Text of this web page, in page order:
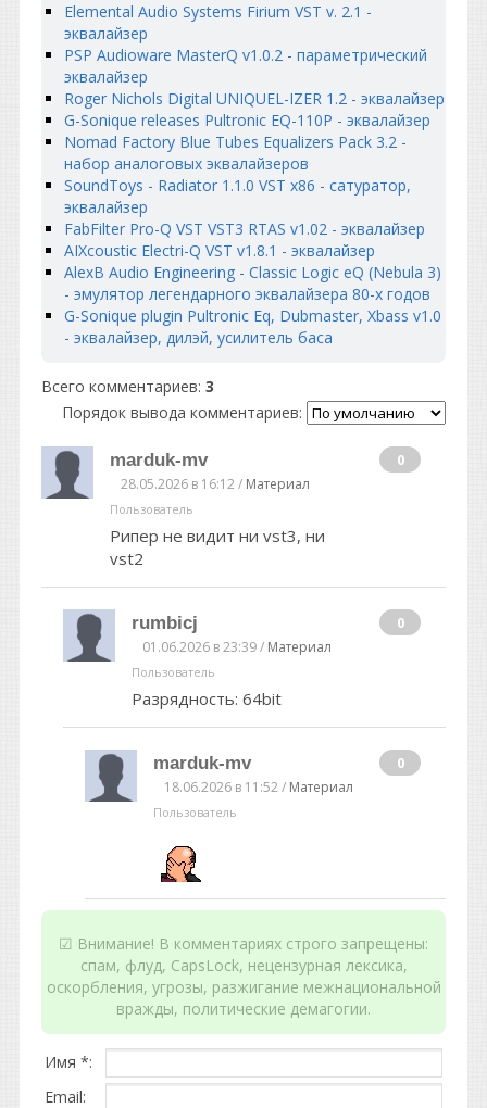
Elemental Audio Systems Firium VST v. 2.1 -
эквалайзер
PSP Audioware MasterQ v1.0.2 - параметрический
эквалайзер
Roger Nichols Digital UNIQUEL-IZER 1.2 - эквалайзер
G-Sonique releases Pultronic EQ-110P - эквалайзер
Nomad Factory Blue Tubes Equalizers Pack 3.2 -
набор аналоговых эквалайзеров
SoundToys - Radiator 1.1.0 VST x86 - сатуратор,
эквалайзер
FabFilter Pro-Q VST VST3 RTAS v1.02 - эквалайзер
AIXcoustic Electri-Q VST v1.8.1 - эквалайзер
AlexB Audio Engineering - Classic Logic eQ (Nebula 3)
- эмулятор легендарного эквалайзера 80-х годов
G-Sonique plugin Pultronic Eq, Dubmaster, Xbass v1.0
- эквалайзер, дилэй, усилитель баса
Всего комментариев: 3
Порядок вывода комментариев:
marduk-mv
28.05.2026 в 16:12 / Материал
Пользователь
Рипер не видит ни vst3, ни
vst2
0
rumbicj
01.06.2026 в 23:39 / Материал
Пользователь
Разрядность: 64bit
0
marduk-mv
18.06.2026 в 11:52 / Материал
Пользователь
0
☑ Внимание! В комментариях строго запрещены:
спам, флуд, CapsLock, нецензурная лексика,
оскорбления, угрозы, разжигание межнациональной
вражды, политические демагогии.
Имя *:
Email: